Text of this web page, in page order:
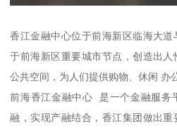
香江金融中心位于前海新区临海大
于前海新区重要城市节点，创造出
公共空间，为人们提供购物、休闲 办
前海香江金融中心 是一个金融服务
融，实现产融结合，香江集团做出